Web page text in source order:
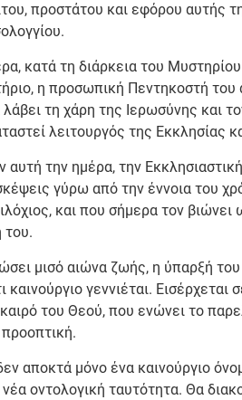
προστάτου και εφόρου αυτής
κατά τη διάρκεια του
η προσωπική Πεντηκοστή
τη χάρη της Ιερωσύνης και
λειτουργός της
αυτή την ημέρα, την
γύρω από την έννοια του
και που σήμερα τον
του.
μισό αιώνα ζωής, η ύπαρξή
καινούργιο γεννιέται.
του Θεού, που ενώνει το
αποκτά μόνο ένα καινούργιο
οντολογική ταυτότητα. Θα